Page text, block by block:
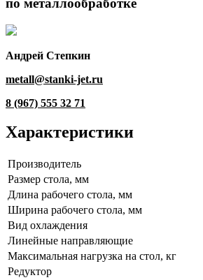
по металлообработке
Андрей Степкин
metall@stanki-jet.ru
8 (967) 555 32 71
Характеристики
Производитель
Размер стола, мм
Длина рабочего стола, мм
Ширина рабочего стола, мм
Вид охлаждения
Линейные направляющие
Максимальная нагрузка на стол, кг
Редуктор